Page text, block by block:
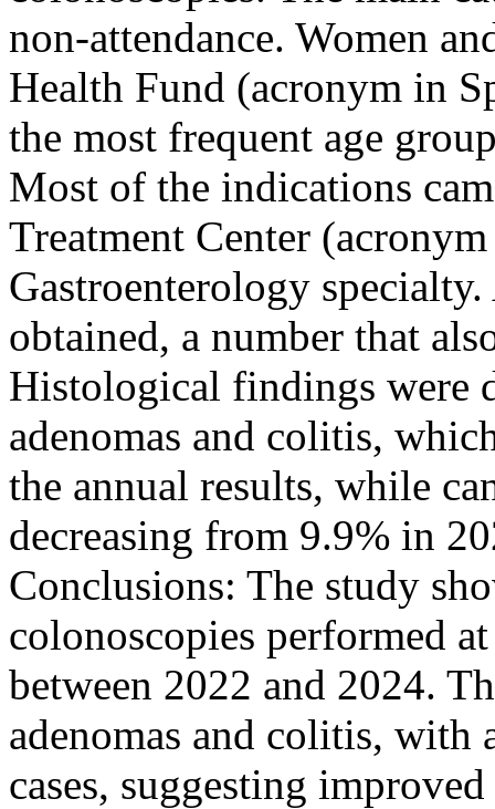
non-attendance. Women
Health Fund (acronym in
the most frequent age
Most of the indications
Treatment Center
Gastroenterology
obtained, a number that
Histological findings were
adenomas and colitis,
the annual results, while
decreasing from 9.9% in
Conclusions: The study
colonoscopies performed
between 2022 and 2024.
adenomas and colitis, with
cases, suggesting